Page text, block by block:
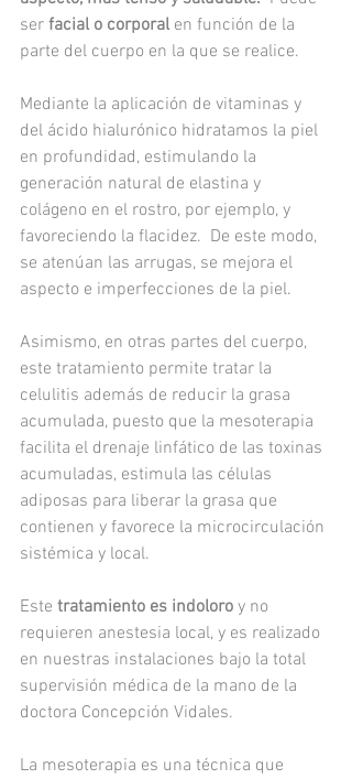
ser facial o corporal en función de la
parte del cuerpo en la que se realice.
Mediante la aplicación de vitaminas y
del ácido hialurónico hidratamos la piel
en profundidad, estimulando la
generación natural de elastina y
colágeno en el rostro, por ejemplo, y
favoreciendo la flacidez.  De este modo,
se atenúan las arrugas, se mejora el
aspecto e imperfecciones de la piel.
Asimismo, en otras partes del cuerpo,
este tratamiento permite tratar la
celulitis además de reducir la grasa
acumulada, puesto que la mesoterapia
facilita el drenaje linfático de las toxinas
acumuladas, estimula las células
adiposas para liberar la grasa que
contienen y favorece la microcirculación
sistémica y local.
Este tratamiento es indoloro y no
requieren anestesia local, y es realizado
en nuestras instalaciones bajo la total
supervisión médica de la mano de la
doctora Concepción Vidales.
La mesoterapia es una técnica que